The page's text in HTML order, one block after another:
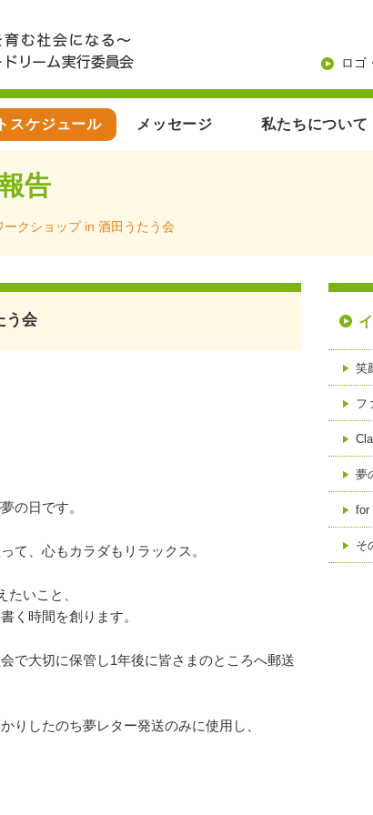
ロゴ
スケジュール メッセージ 私たちについて
告
ークショップ in 酒田うたう会
う会
の日です。
て、心もカラダもリラックス。
いこと、
く時間を創ります。
で大切に保管し1年後に皆さまのところへ郵送
りしたのち夢レター発送のみに使用し、
笑
フ
夢
for
そ